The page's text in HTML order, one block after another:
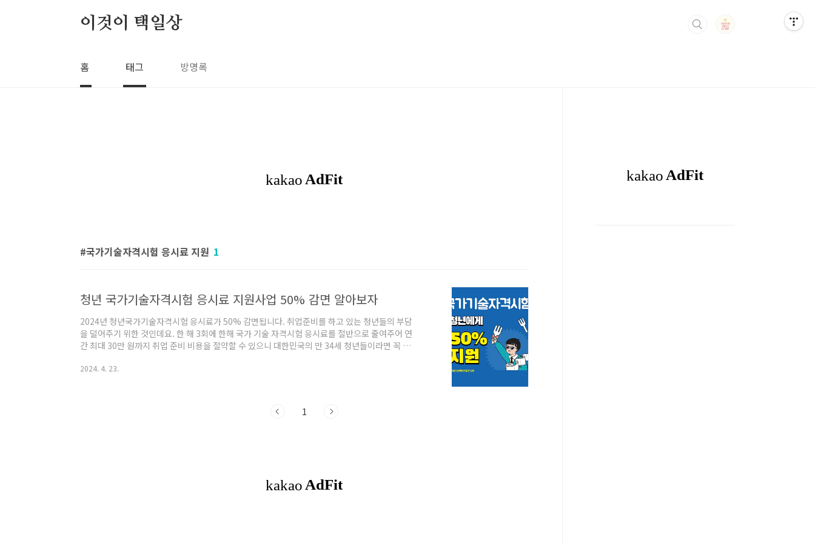
이것이 택일상
홈 태그 방명록
국가기술자격시험 응시료 지원 1
청년 국가기술자격시험 응시료 지원사업 50% 감면 알아보자
2024년 청년국가기술자격시험 응시료가 50% 감면됩니다. 취업준비를 하고 있는 청년들의 부담
을 덜어주기 위한 것인데요. 한 해 3회에 한해 국가 기술 자격시험 응시료를 절반으로 줄여주어 연
간 최대 30만 원까지 취업 준비 비용을 절약할 수 있으니 대한민국의 만 34세 청년들이라면 꼭 활
신청방법은? 4. 유의할점 5. 마무리 하며 자격시험 종류부터 해당 지원사업(청년 국가기술자격시
2024. 4. 23.
1